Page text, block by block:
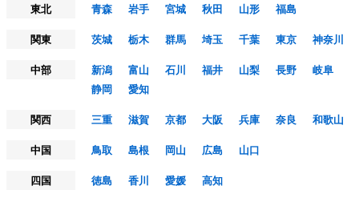
東北
青森 岩手 宮城 秋田 山形
福島
関東
茨城 栃木 群馬 埼玉 千葉 東京
神奈川
中部
新潟 富山 石川 福井 山梨 長野
岐阜
静岡
愛知
関西
三重 滋賀 京都 大阪 兵庫 奈良
和歌山
中国
鳥取 島根 岡山 広島
山口
四国
徳島 香川 愛媛
高知